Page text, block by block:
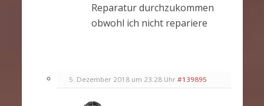
Reparatur durchzukommen
obwohl ich nicht repariere
5. Dezember 2018 um 23:28 Uhr #139895